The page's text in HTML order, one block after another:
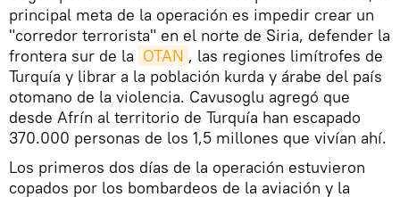
principal meta de la operación es impedir crear un
"corredor terrorista" en el norte de Siria, defender la
frontera sur de la OTAN , las regiones limítrofes de
Turquía y librar a la población kurda y árabe del país
otomano de la violencia. Cavusoglu agregó que
desde Afrín al territorio de Turquía han escapado
370.000 personas de los 1,5 millones que vivían ahí.
Los primeros dos días de la operación estuvieron
copados por los bombardeos de la aviación y la